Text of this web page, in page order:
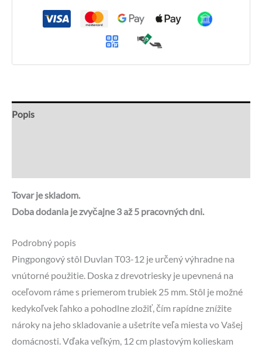
Popis
Tovar je skladom.
Doba dodania je zvyčajne 3 až 5 pracovných dni.
Podrobný popis
Pingpongový stôl Duvlan T03-12 je určený výhradne na
vnútorné použitie. Doska z drevotriesky je upevnená na
oceľovom ráme s priemerom trubiek 25 mm. Stôl je možné
kedykoľvek ľahko a pohodlne zložiť, čím rapídne znížite
nároky na jeho skladovanie a ušetríte veľa miesta vo Vašej
domácnosti. Vďaka veľkým, 12 cm plastovým kolieskam